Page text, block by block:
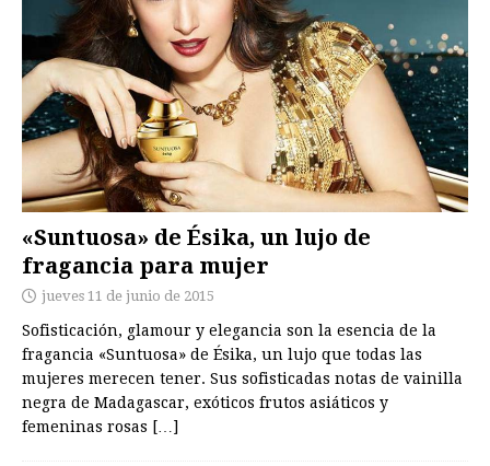
«Suntuosa» de Ésika, un lujo de
fragancia para mujer
jueves 11 de junio de 2015
Sofisticación, glamour y elegancia son la esencia de la
fragancia «Suntuosa» de Ésika, un lujo que todas las
mujeres merecen tener. Sus sofisticadas notas de vainilla
negra de Madagascar, exóticos frutos asiáticos y
femeninas rosas […]